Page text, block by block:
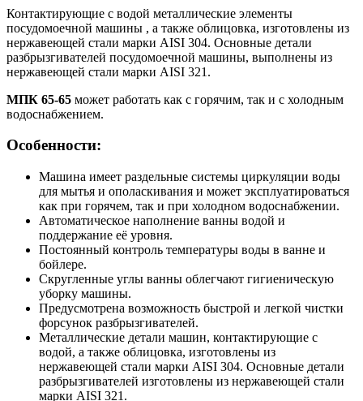
Контактирующие с водой металлические элементы
посудомоечной машины , а также облицовка, изготовлены из
нержавеющей стали марки AISI 304. Основные детали
разбрызгивателей посудомоечной машины, выполнены из
нержавеющей стали марки AISI 321.
МПК 65-65 может работать как с горячим, так и с холодным
водоснабжением.
Особенности:
Машина имеет раздельные системы циркуляции воды
для мытья и ополаскивания и может эксплуатироваться
как при горячем, так и при холодном водоснабжении.
Автоматическое наполнение ванны водой и
поддержание её уровня.
Постоянный контроль температуры воды в ванне и
бойлере.
Скругленные углы ванны облегчают гигиеническую
уборку машины.
Предусмотрена возможность быстрой и легкой чистки
форсунок разбрызгивателей.
Металлические детали машин, контактирующие с
водой, а также облицовка, изготовлены из
нержавеющей стали марки AISI 304. Основные детали
разбрызгивателей изготовлены из нержавеющей стали
марки AISI 321.